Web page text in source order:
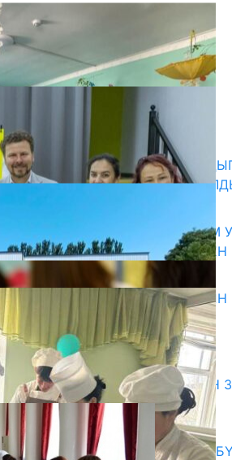
Акыркы жаңылыктар
СҮЛҮКТҮ: ӨЗГӨЧӨ
БАЛДАР ҮЧҮН БОРБОР
КЫРГЫЗ ЭКСПЕРТТЕРИ АДАМ
ОКУТУУ ТАЖРЫЙБАСЫ
06.08.2026
ОШ: САВАЙ-АРЫК АЙЫЛЫНЫН
ЖАҢЫ БАЛА БАКЧАГА БАРАТ
06.08.2026
Абитуриент
ЖОЖДОРГО КАБЫЛ АЛУУНУН
БАШТАЛДЫ
27.07.2026
ӨЗҮҢДҮН КЕЛЕЧЕГИҢ ҮЧҮН